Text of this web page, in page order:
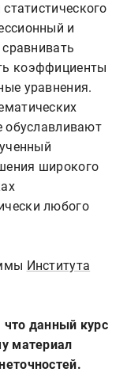
и
коэффициенты
уравнения.
обуславливают
широкого
любого
Института
данный курс
материал